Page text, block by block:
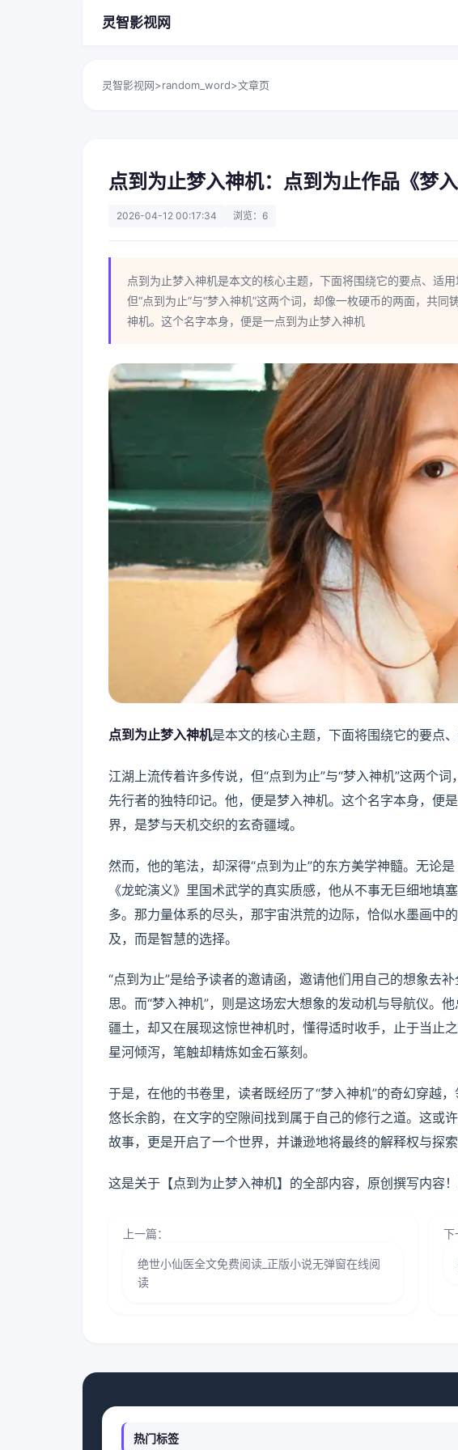
灵智影视网
灵智影视网>random_word>文章页
点到为止梦入神机：点到为止作品《梦
2026-04-12 00:17:34 浏览：6
点到为止梦入神机是本文的核心主题，下面将围绕它的要点、适
但“点到为止”与“梦入神机”这两个词，却像一枚硬币的两面，共
神机。这个名字本身，便是一点到为止梦入神机
点到为止梦入神机是本文的核心主题，下面将围绕它的要点
江湖上流传着许多传说，但“点到为止”与“梦入神机”这两个
先行者的独特印记。他，便是梦入神机。这个名字本身，便
界，是梦与天机交织的玄奇疆域。
然而，他的笔法，却深得“点到为止”的东方美学神髓。无论
《龙蛇演义》里国术武学的真实质感，他从不事无巨细地填
多。那力量体系的尽头，那宇宙洪荒的边际，恰似水墨画中
及，而是智慧的选择。
“点到为止”是给予读者的邀请函，邀请他们用自己的想象去
思。而“梦入神机”，则是这场宏大想象的发动机与导航仪。
疆土，却又在展现这惊世神机时，懂得适时收手，止于当止
星河倾泻，笔触却精炼如金石篆刻。
于是，在他的书卷里，读者既经历了“梦入神机”的奇幻穿越
悠长余韵，在文字的空隙间找到属于自己的修行之道。这或
故事，更是开启了一个世界，并谦逊地将最终的解释权与探
这是关于【点到为止梦入神机】的全部内容，原创撰写内容！
上一篇：
绝世小仙医全文免费阅读_正版小说无弹窗在线阅
读
下
热门标签